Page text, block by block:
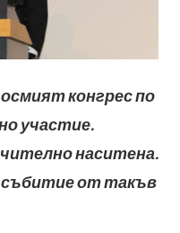
конгрес по
участие.
наситена.
събитие от такъв